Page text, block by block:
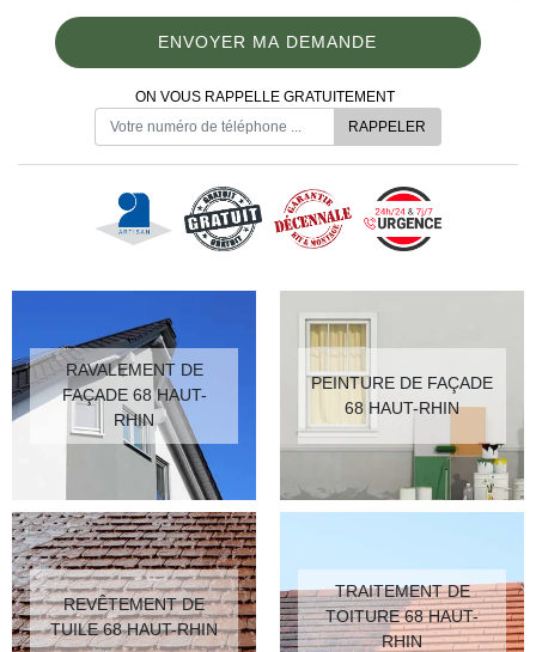
ON VOUS RAPPELLE GRATUITEMENT
RAVALEMENT DE
FAÇADE 68 HAUT-
RHIN
PEINTURE DE FAÇADE
68 HAUT-RHIN
REVÊTEMENT DE
TUILE 68 HAUT-RHIN
TRAITEMENT DE
TOITURE 68 HAUT-
RHIN